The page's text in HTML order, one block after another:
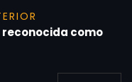
como